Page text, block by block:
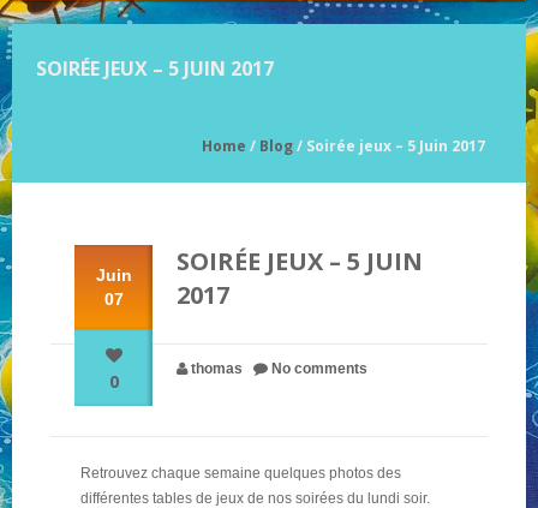
FESTIVAL DU JEU
NOS PARTENAIRES
QUI SOMMES-NOUS ?
NOUS CONTACTER !
SOIRÉE JEUX – 5 JUIN 2017
Home / Blog/ Soirée jeux – 5 Juin 2017
Juin
07
0
SOIRÉE JEUX – 5 JUIN
2017
thomas No comments
Retrouvez chaque semaine quelques photos des
différentes tables de jeux de nos soirées du lundi soir.